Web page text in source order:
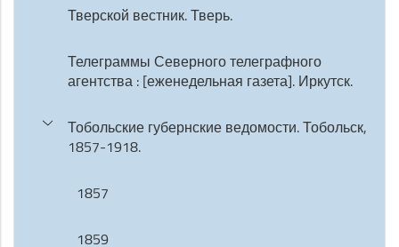
Тверской вестник. Тверь.
Телеграммы Северного телеграфного
агентства : [еженедельная газета]. Иркутск.
Тобольские губернские ведомости. Тобольск,
1857-1918.
1857
1859